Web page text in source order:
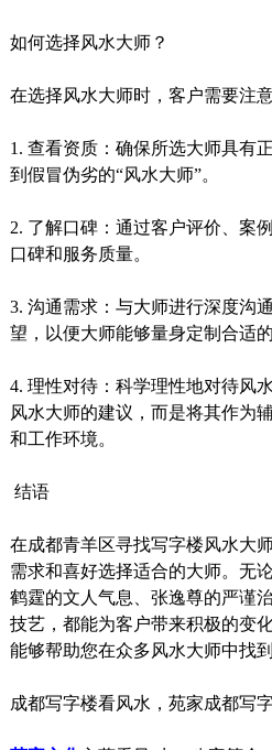
如何选择风水大师？
在选择风水大师时，客户需要注
1. 查看资质：确保所选大师具有
到假冒伪劣的“风水大师”。
2. 了解口碑：通过客户评价、案
口碑和服务质量。
3. 沟通需求：与大师进行深度沟
望，以便大师能够量身定制合适
4. 理性对待：科学理性地对待风
风水大师的建议，而是将其作为
和工作环境。
结语
在成都青羊区寻找写字楼风水大
需求和喜好选择适合的大师。无
鹤霆的文人气息、张逸尊的严谨
技艺，都能为客户带来积极的变
能够帮助您在众多风水大师中找
成都写字楼看风水，苑家成都写